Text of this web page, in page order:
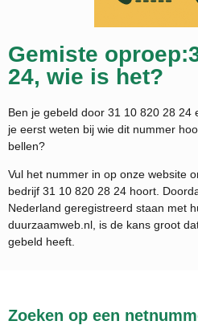
Gemiste
24, wie is het?
Ben je gebeld door 31 10 820 28 24
je eerst weten bij wie dit nummer
bellen?
Vul het nummer in op onze website
bedrijf 31 10 820 28 24 hoort.
Nederland geregistreerd staan met
duurzaamweb.nl, is de kans groot
gebeld heeft.
Zoeken op een